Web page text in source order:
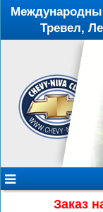
Тревел,
Заказ